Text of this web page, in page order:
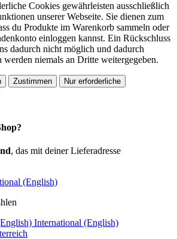
Cookies gewährleisten ausschließlich
unserer Webseite. Sie dienen zum
du Produkte im Warenkorb sammeln oder
einloggen kannst. Ein Rückschluss
dadurch nicht möglich und dadurch
werden niemals an Dritte weitergegeben.
Zustimmen Nur erforderliche
, das mit deiner Lieferadresse
(English)
International (English)